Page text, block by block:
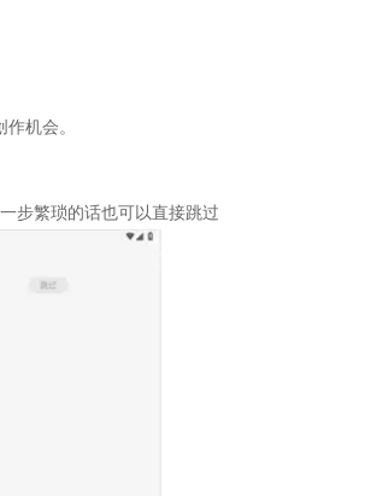
机会。
步繁琐的话也可以直接跳过